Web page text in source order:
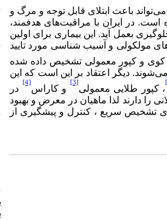
باعث ابتلای قابل توجه و مرگ و
است. در ایران با مراقبت‌های هدفمند،
بعمل آید. این بیماری برای اولین
و به وسیله روش‌های مولکولی و آسیب شناسی مورد تایید
کوی و کپور معمولی تشخیص داده شده
دیگر اعتقاد بر این است که این
، کپور طلایی معمولی
[3]
و کاراس
[4]
در
را دارند لذا ماهیان در معرض و بهبود
تشخیص سریع ، کنترل و پیشگیری از